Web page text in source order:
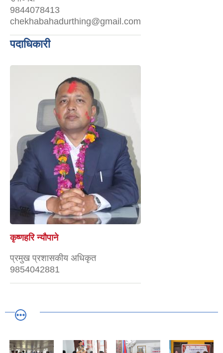
9844078413
chekhabahadurthing@gmail.com
पदाधिकारी
कृष्णहरि न्यौपाने
प्रमुख प्रशासकीय अधिकृत
9854042881